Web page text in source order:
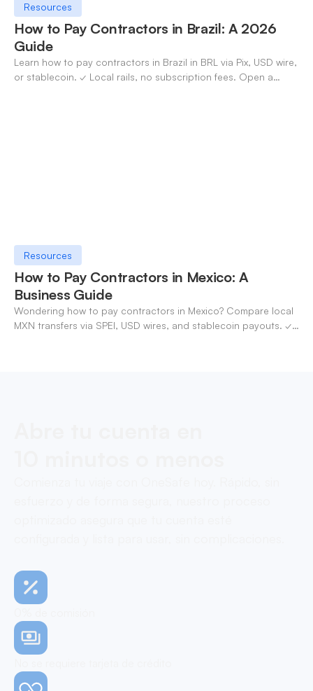
Resources
How to Pay Contractors in Brazil: A 2026
Guide
Learn how to pay contractors in Brazil in BRL via Pix, USD wire,
or stablecoin. ✓ Local rails, no subscription fees. Open a
Resources
How to Pay Contractors in Mexico: A
Business Guide
Wondering how to pay contractors in Mexico? Compare local
MXN transfers via SPEI, USD wires, and stablecoin payouts. ✓